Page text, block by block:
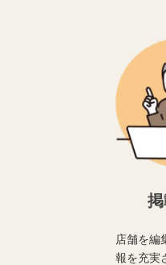
店舗を編
報を充実